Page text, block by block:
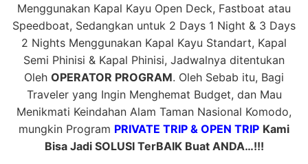
Menggunakan Kapal Kayu Open Deck, Fastboat atau
Speedboat, Sedangkan untuk 2 Days 1 Night & 3 Days
2 Nights Menggunakan Kapal Kayu Standart, Kapal
Semi Phinisi & Kapal Phinisi, Jadwalnya ditentukan
Oleh OPERATOR PROGRAM. Oleh Sebab itu, Bagi
Traveler yang Ingin Menghemat Budget, dan Mau
Menikmati Keindahan Alam Taman Nasional Komodo,
mungkin Program PRIVATE TRIP & OPEN TRIP Kami
Bisa Jadi SOLUSI TerBAIK Buat ANDA…!!!